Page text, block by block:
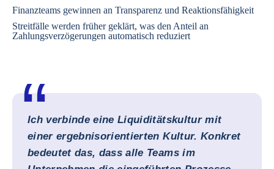
Finanzteams gewinnen an Transparenz und Reaktionsfähigkeit
Streitfälle werden früher geklärt, was den Anteil an
Zahlungsverzögerungen automatisch reduziert
Ich verbinde eine Liquiditätskultur mit
einer ergebnisorientierten Kultur. Konkret
bedeutet das, dass alle Teams im